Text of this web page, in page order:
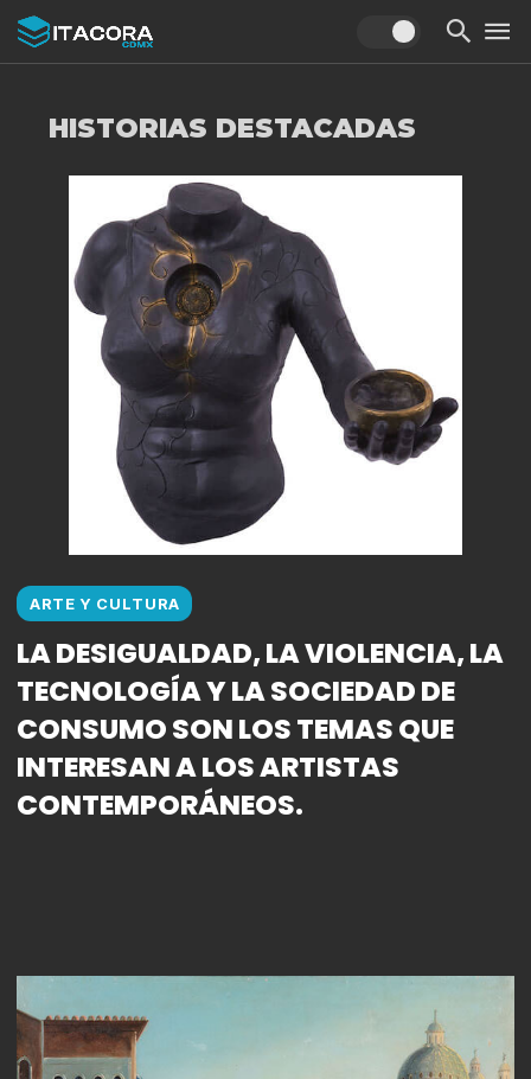
HISTORIAS DESTACADAS
ARTE Y CULTURA
LA DESIGUALDAD, LA VIOLENCIA, LA
TECNOLOGÍA Y LA SOCIEDAD DE
CONSUMO SON LOS TEMAS QUE
INTERESAN A LOS ARTISTAS
CONTEMPORÁNEOS.